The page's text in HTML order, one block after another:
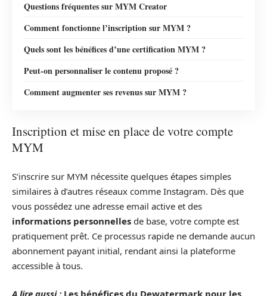
Questions fréquentes sur MYM Creator
Comment fonctionne l’inscription sur MYM ?
Quels sont les bénéfices d’une certification MYM ?
Peut-on personnaliser le contenu proposé ?
Comment augmenter ses revenus sur MYM ?
Inscription et mise en place de votre compte
MYM
S’inscrire sur MYM nécessite quelques étapes simples
similaires à d’autres réseaux comme Instagram. Dès que
vous possédez une adresse email active et des
informations personnelles de base, votre compte est
pratiquement prêt. Ce processus rapide ne demande aucun
abonnement payant initial, rendant ainsi la plateforme
accessible à tous.
A lire aussi : Les bénéfices du Dewatermark pour les